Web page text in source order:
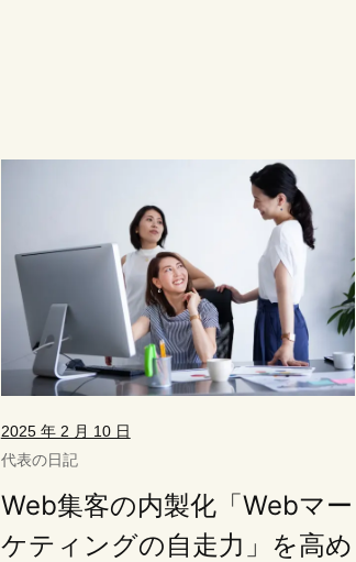
2025 年 2 月 10 日
代表の日記
Web集客の内製化「Webマー
ケティングの自走力」を高め